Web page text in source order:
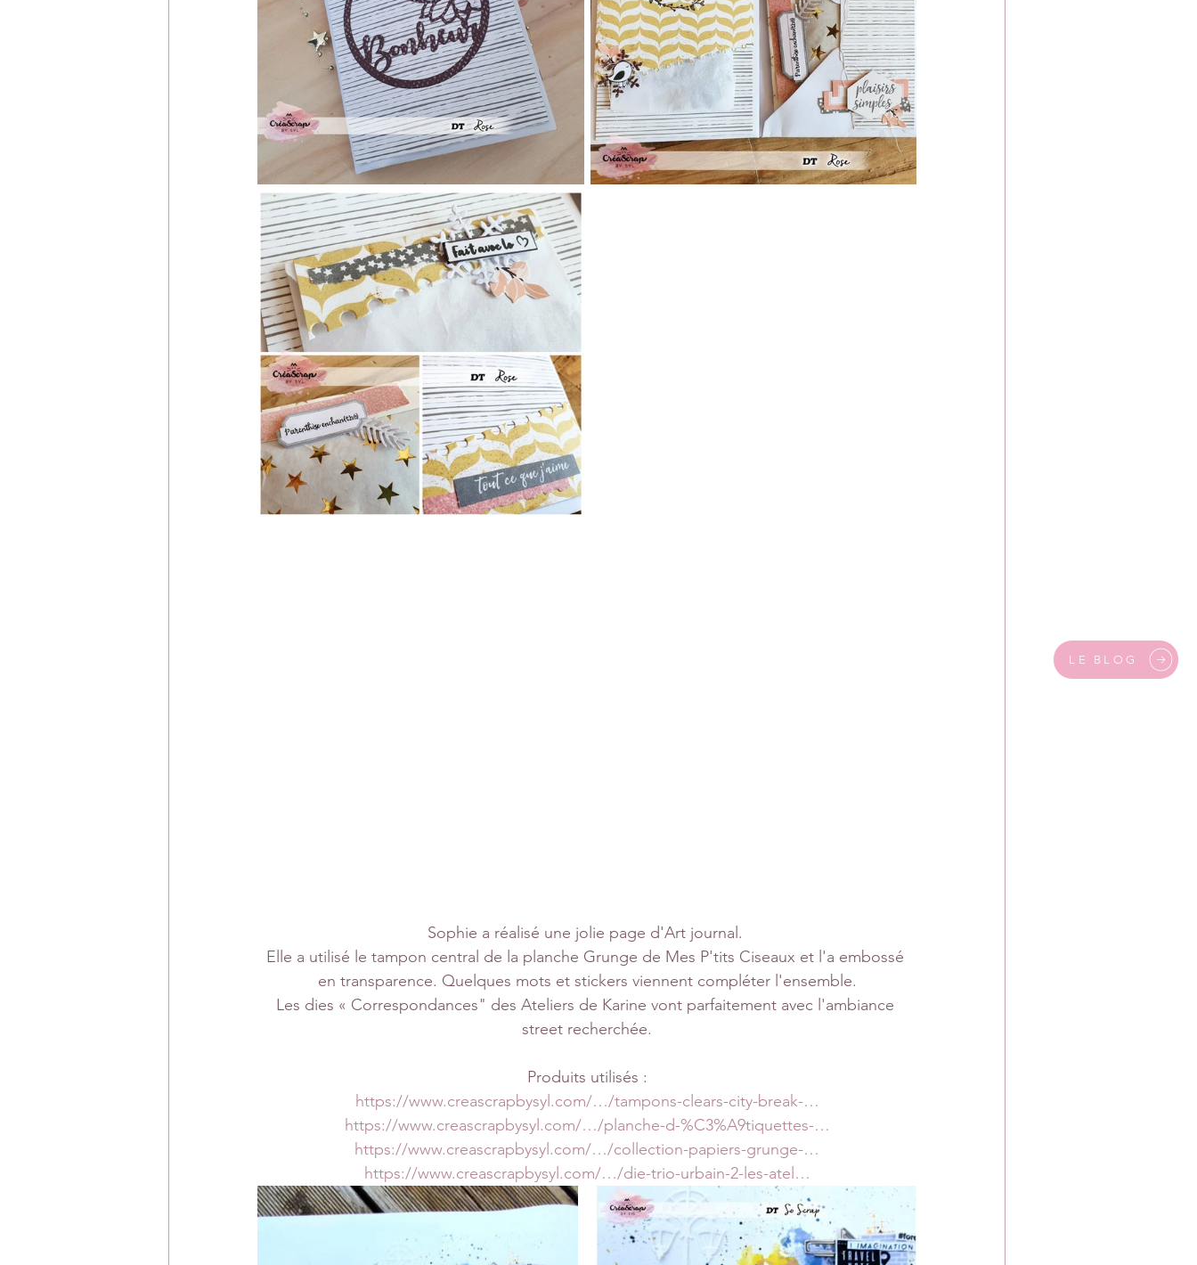
LE BLOG
Sophie a réalisé une jolie page d'Art journal.
Elle a utilisé le tampon central de la planche Grunge de Mes P'tits Ciseaux et l'a embossé
en transparence. Quelques mots et stickers viennent compléter l'ensemble.
Les dies « Correspondances" des Ateliers de Karine vont parfaitement avec l'ambiance
street recherchée.
Produits utilisés :
https://www.creascrapbysyl.com/…/tampons-clears-city-break-…
https://www.creascrapbysyl.com/…/planche-d-%C3%A9tiquettes-…
https://www.creascrapbysyl.com/…/collection-papiers-grunge-…
https://www.creascrapbysyl.com/…/die-trio-urbain-2-les-atel…